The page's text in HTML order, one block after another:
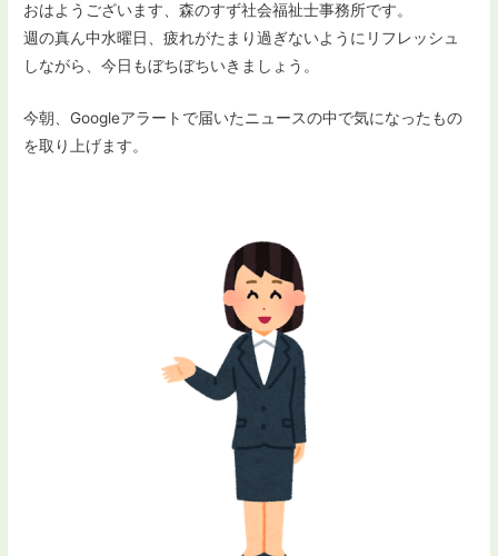
おはようございます、森のすず社会福祉士事務所です。
週の真ん中水曜日、疲れがたまり過ぎないようにリフレッシュ
しながら、今日もぼちぼちいきましょう。
今朝、Googleアラートで届いたニュースの中で気になったもの
を取り上げます。